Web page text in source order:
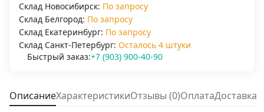
Склад Новосибирск: По запросу
Склад Белгород: По запросу
Склад Екатеринбург: По запросу
Склад Санкт-Петербург: Осталось 4 штуки
Быстрый заказ:+7 (903) 900-40-90
ОписаниеХарактеристикиОтзывы (0)ОплатаДоставка